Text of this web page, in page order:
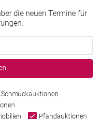
die neuen Termine für
Pfandauktionen